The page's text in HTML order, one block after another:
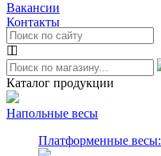
Вакансии
Контакты
Каталог продукции
Напольные весы
Платформенные весы: